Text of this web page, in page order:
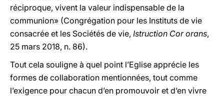
réciproque, vivent la valeur indispensable de la
communion» (Congrégation pour les Instituts de vie
consacrée et les Sociétés de vie, Istruction Cor orans,
25 mars 2018, n. 86).
Tout cela souligne à quel point l’Eglise apprécie les
formes de collaboration mentionnées, tout comme
l’exigence pour chacun d’en promouvoir et d’en vivre